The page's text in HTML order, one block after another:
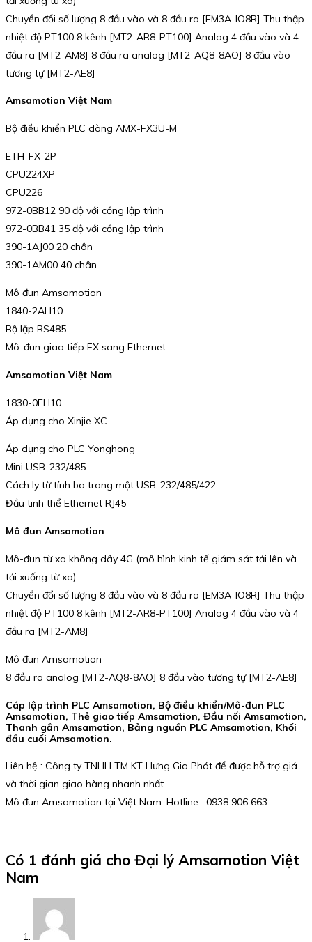
Chuyển đổi số lượng 8 đầu vào và 8 đầu ra [EM3A-IO8R] Thu thập
nhiệt độ PT100 8 kênh [MT2-AR8-PT100] Analog 4 đầu vào và 4
đầu ra [MT2-AM8] 8 đầu ra analog [MT2-AQ8-8AO] 8 đầu vào
tương tự [MT2-AE8]
Amsamotion Việt Nam
Bộ điều khiển PLC dòng AMX-FX3U-M
ETH-FX-2P
CPU224XP
CPU226
972-0BB12 90 độ với cổng lập trình
972-0BB41 35 độ với cổng lập trình
390-1AJ00 20 chân
390-1AM00 40 chân
Mô đun Amsamotion
1840-2AH10
Bộ lặp RS485
Mô-đun giao tiếp FX sang Ethernet
Amsamotion Việt Nam
1830-0EH10
Áp dụng cho Xinjie XC
Áp dụng cho PLC Yonghong
Mini USB-232/485
Cách ly từ tính ba trong một USB-232/485/422
Đầu tinh thể Ethernet RJ45
Mô đun Amsamotion
Mô-đun từ xa không dây 4G (mô hình kinh tế giám sát tải lên và
tải xuống từ xa)
Chuyển đổi số lượng 8 đầu vào và 8 đầu ra [EM3A-IO8R] Thu thập
nhiệt độ PT100 8 kênh [MT2-AR8-PT100] Analog 4 đầu vào và 4
đầu ra [MT2-AM8]
Mô đun Amsamotion
8 đầu ra analog [MT2-AQ8-8AO] 8 đầu vào tương tự [MT2-AE8]
Cáp lập trình PLC Amsamotion, Bộ điều khiển/Mô-đun PLC
Amsamotion, Thẻ giao tiếp Amsamotion, Đầu nối Amsamotion,
Thanh gắn Amsamotion, Bảng nguồn PLC Amsamotion, Khối
đầu cuối Amsamotion.
Liên hệ : Công ty TNHH TM KT Hưng Gia Phát để được hỗ trợ giá
và thời gian giao hàng nhanh nhất.
Mô đun Amsamotion tại Việt Nam. Hotline : 0938 906 663
Có 1 đánh giá cho Đại lý Amsamotion Việt
Nam